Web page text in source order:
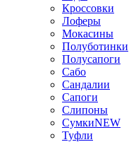
Кроссовки
Лоферы
Мокасины
Полуботинки
Полусапоги
Сабо
Сандалии
Сапоги
Слипоны
СумкиNEW
Туфли